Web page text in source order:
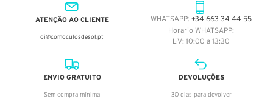
ATENÇÃO AO CLIENTE
oi@comoculosdesol.pt
WHATSAPP: +34 663 34 44 55
Horario WHATSAPP:
L-V: 10:00 a 13:30
ENVIO GRATUITO
Sem compra mínima
DEVOLUÇÕES
30 dias para devolver